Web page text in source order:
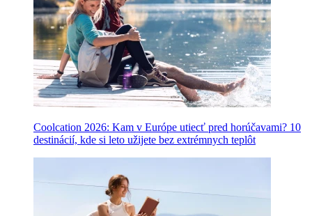
Coolcation 2026: Kam v Európe utiecť pred horúčavami? 10
destinácií, kde si leto užijete bez extrémnych teplôt